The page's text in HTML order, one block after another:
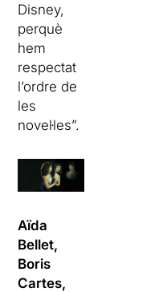
Disney,
perquè
hem
respectat
l’ordre de
les
novel·les”.
Aïda
Bellet,
Boris
Cartes,